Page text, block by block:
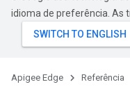
idioma de preferência. As
Apigee Edge Referência